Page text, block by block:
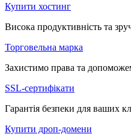
Купити хостинг
Висока продуктивність та
Торговельна марка
Захистимо права та
SSL-сертифікати
Гарантія безпеки для ваших
Купити дроп-домени